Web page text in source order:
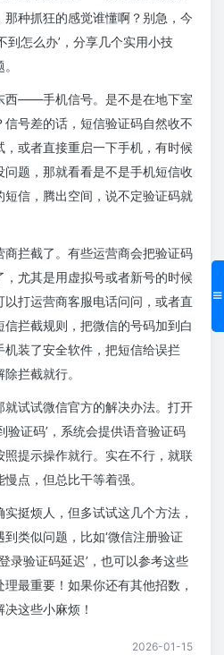
种抓狂的感觉谁懂啊？别急，今
到怎么办’，分享几个实用小技
西——手机信号。是不是在地下室
号差的话，短信验证码自然收不
或者直接重启一下手机，有时候
题，那就看看是不是手机短信收
信，腾出空间，说不定验证码就
拦截了。有些运营商会把验证码
尤其是用虚拟号或者新号的时候
打运营商客服电话问问，或者直
拦截规则，把微信的号码加到白
装了安全软件，把短信给误拦
拦截就行。
试试微信官方的解决办法。打开
验证码’，系统会提供语音验证码
提示操作就行。实在不行，就联
点，但总比干等着强。
挺烦人，但多试试这几个方法，
类似问题，比如‘微信注册验证
录验证码延迟’，也可以参考这些
最重要！如果你还有其他招数，
这些小麻烦！
2026-01-15